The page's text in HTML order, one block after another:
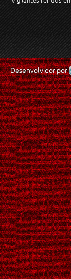
Desenvolvidor por